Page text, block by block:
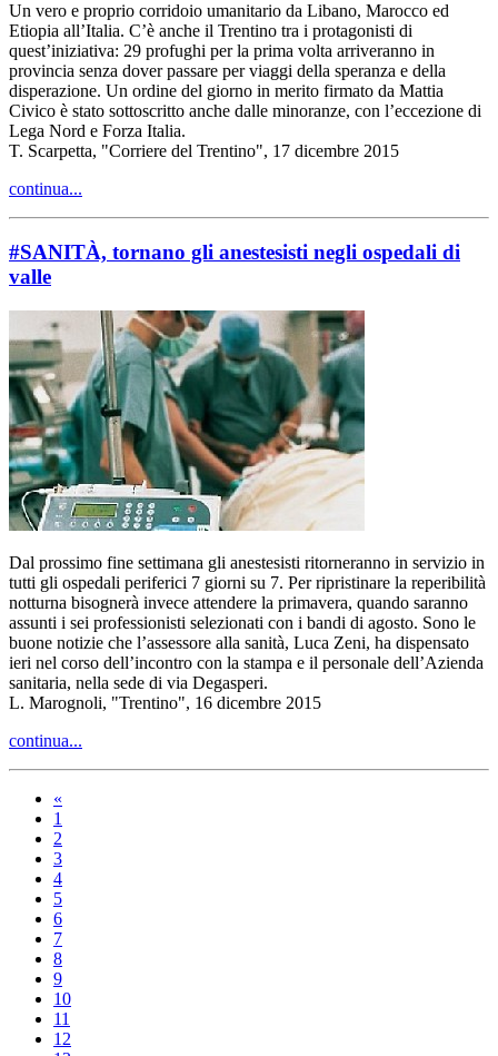
Un vero e proprio corridoio umanitario da Libano, Marocco ed
Etiopia all’Italia. C’è anche il Trentino tra i protagonisti di
quest’iniziativa: 29 profughi per la prima volta arriveranno in
provincia senza dover passare per viaggi della speranza e della
disperazione. Un ordine del giorno in merito firmato da Mattia
Civico è stato sottoscritto anche dalle minoranze, con l’eccezione di
Lega Nord e Forza Italia.
T. Scarpetta, "Corriere del Trentino", 17 dicembre 2015
continua...
#SANITÀ, tornano gli anestesisti negli ospedali di
valle
Dal prossimo fine settimana gli anestesisti ritorneranno in servizio in
tutti gli ospedali periferici 7 giorni su 7. Per ripristinare la reperibilità
notturna bisognerà invece attendere la primavera, quando saranno
assunti i sei professionisti selezionati con i bandi di agosto. Sono le
buone notizie che l’assessore alla sanità, Luca Zeni, ha dispensato
ieri nel corso dell’incontro con la stampa e il personale dell’Azienda
sanitaria, nella sede di via Degasperi.
L. Marognoli, "Trentino", 16 dicembre 2015
continua...
«
1
2
3
4
5
6
7
8
9
10
11
12